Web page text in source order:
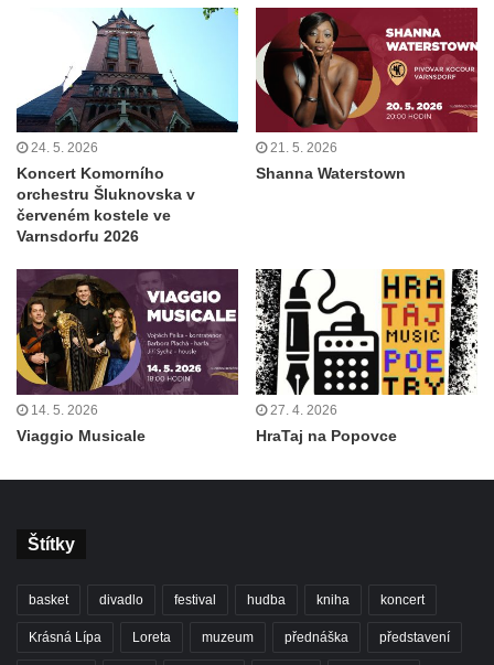
24. 5. 2026
Koncert Komorního
orchestru Šluknovska v
červeném kostele ve
Varnsdorfu 2026
21. 5. 2026
Shanna Waterstown
14. 5. 2026
Viaggio Musicale
27. 4. 2026
HraTaj na Popovce
Štítky
basket divadlo festival hudba kniha koncert
Krásná Lípa Loreta muzeum přednáška představení